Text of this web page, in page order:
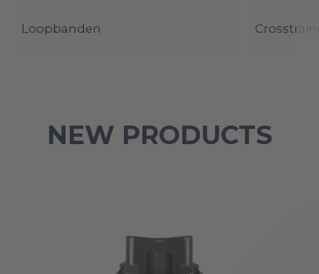
Loopbanden
NEW PRODUCTS